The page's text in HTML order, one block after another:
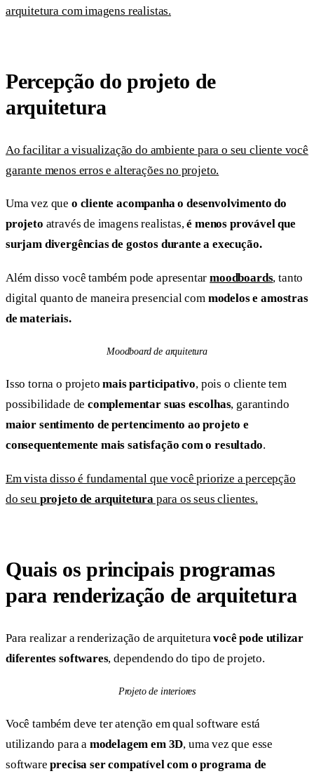
arquitetura com imagens realistas.
Percepção do projeto de
arquitetura
Ao facilitar a visualização do ambiente para o seu cliente você
garante menos erros e alterações no projeto.
Uma vez que o cliente acompanha o desenvolvimento do
projeto através de imagens realistas,é menos provável que
surjam divergências de gostos durante a execução.
Além disso você também pode apresentarmoodboards, tanto
digital quanto de maneira presencial com modelos e amostras
de materiais.
Moodboard de arquitetura
Isso torna o projetomais participativo, pois o cliente tem
possibilidade de complementar suas escolhas, garantindo
maior sentimento de pertencimento ao projeto e
consequentemente mais satisfação com o resultado.
Em vista disso é fundamental que você priorize a percepção
do seu projeto de arquitetura para os seus clientes.
Quais os principais programas
para renderização de arquitetura
Para realizar a renderização de arquiteturavocê pode utilizar
diferentes softwares, dependendo do tipo de projeto.
Projeto de interiores
Você também deve ter atenção em qual software está
utilizando para a modelagem em 3D, uma vez que esse
softwareprecisa ser compatível com o programa de